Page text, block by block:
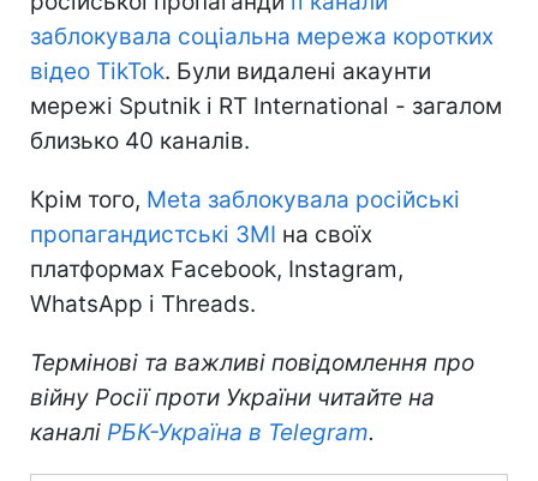
заблокувала соціальна мережа коротких
відео TikTok. Були видалені акаунти
мережі Sputnik і RT International - загалом
близько 40 каналів.
Крім того, Meta заблокувала російські
пропагандистські ЗМІ на своїх
платформах Facebook, Instagram,
WhatsApp і Threads.
Термінові та важливі повідомлення про
війну Росії проти України читайте на
каналі РБК-Україна в Telegram.